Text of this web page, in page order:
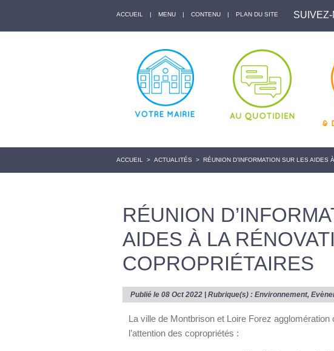
ACCUEIL | MENU | CONTENU | PLAN DU SITE
ACCUEIL > ACTUALITÉS > RÉUNION D’INFORMATION SUR LES AIDES
RÉUNION
AIDES À LA
COPROPRIÉTAIRES
Publié le 08 Oct 2022 | Rubrique(s) : Environnement,
La ville de Montbrison et Loire Forez agglomération
l’attention des copropriétés :